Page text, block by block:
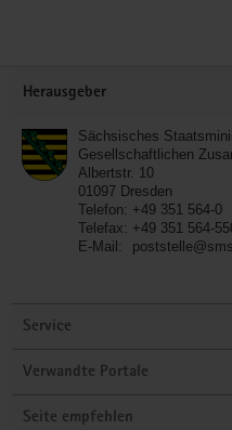
Herausgeber
Sächsisches
Gesellschaftlichen
Albertstr. 10
01097 Dresden
Telefon: +49 351 564-0
Telefax: +49 351 564-
E-Mail:
Service
Verwandte Portale
Seite empfehlen